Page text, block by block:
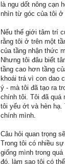
là ngu dốt nông cạn
nhìn từ góc của tôi ở
Nếu thế giới tâm trí
rằng tôi ở trên một
của tầng nhận thức
Nhưng tôi đâu biết
tầng cao hơn tầng
khoái trá vì con dao
ý - mà tôi đã tạo ra
chính tôi. Tôi đã quá
tôi yếu ớt và hèn hạ.
chính mình.
Câu hỏi quan trọng
Trong tôi có nhiều
giống mình trong
đó, làm sao tôi có